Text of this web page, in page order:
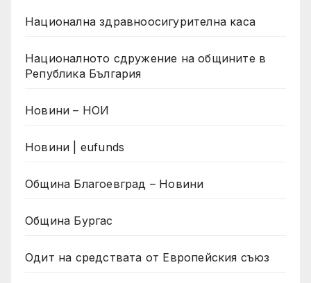
Национална здравноосигурителна каса
Националното сдружение на общините в
Република България
Новини – НОИ
Новини | eufunds
Община Благоевград – Новини
Община Бургас
Одит на средствата от Европейския съюз